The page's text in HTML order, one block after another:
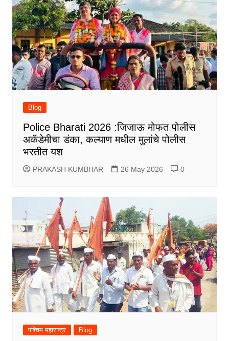
Blog
Police Bharati 2026 :जिजाऊ मोफत पोलीस
अकॅडेमीचा डंका, कल्याण मधील मुलांचे पोलीस
भरतीत यश
PRAKASH KUMBHAR 26 May 2026 0
पश्चिम महाराष्ट्र Blog